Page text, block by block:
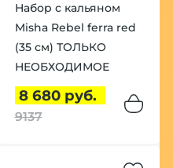
Набор с кальяном
Misha Rebel ferra red
(35 см) ТОЛЬКО
НЕОБХОДИМОЕ
8 680 руб.
9137